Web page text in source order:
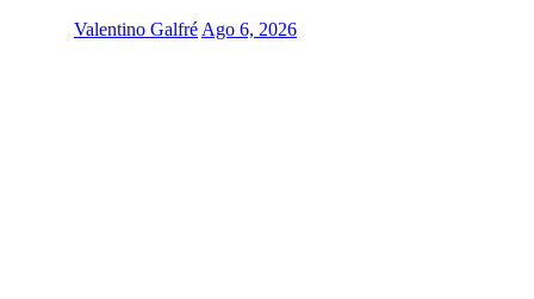
Valentino Galfré Ago 6, 2026